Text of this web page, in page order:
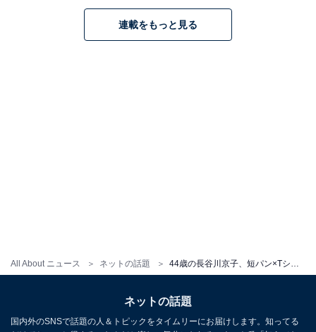
All About ニュース ネットの話題
連載をもっと見る
ネットの話題
国内外のSNSで話題の人＆トピックをタイムリーにお届けします。知ってる